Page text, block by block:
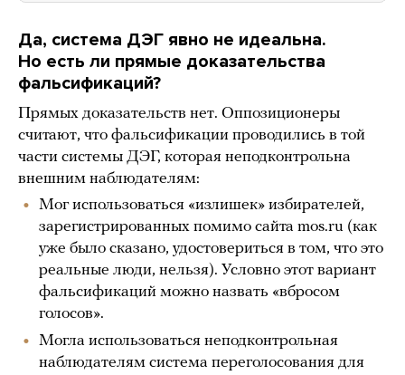
Да, система ДЭГ явно не идеальна.
Но есть ли прямые доказательства
фальсификаций?
Прямых доказательств нет. Оппозиционеры
считают, что фальсификации проводились в той
части системы ДЭГ, которая неподконтрольна
внешним наблюдателям:
Мог использоваться «излишек» избирателей,
зарегистрированных помимо сайта mos.ru (как
уже было сказано, удостовериться в том, что это
реальные люди, нельзя). Условно этот вариант
фальсификаций можно назвать «вбросом
голосов».
Могла использоваться неподконтрольная
наблюдателям система переголосования для